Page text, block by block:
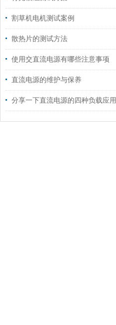
割草机电机测试案例
散热片的测试方法
使用交直流电源有哪些注意事项
直流电源的维护与保养
分享一下直流电源的四种负载应用